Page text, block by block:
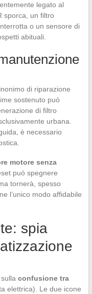
legato al
sporca, un filtro
o un sensore di
abituali.
di riparazione
sostenuto può
di filtro
urbana.
è necessario
motore senza
può spegnere
tornerà, spesso
l’unico modo affidabile
spia
confusione tra
elettrica). Le due icone